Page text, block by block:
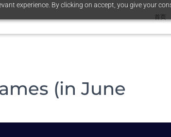
experience. By clicking on accept, you give your
首页
(in June